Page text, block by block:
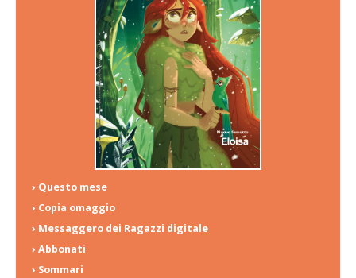
› Questo mese
› Copia omaggio
› Messaggero dei Ragazzi digitale
› Abbonati
› Sommari